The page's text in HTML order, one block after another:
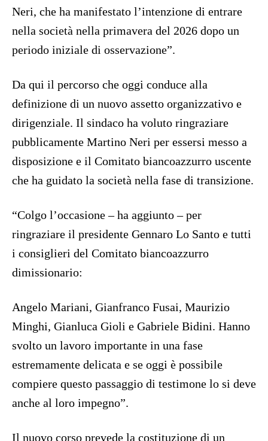
Neri, che ha manifestato l’intenzione di entrare
nella società nella primavera del 2026 dopo un
periodo iniziale di osservazione”.
Da qui il percorso che oggi conduce alla
definizione di un nuovo assetto organizzativo e
dirigenziale. Il sindaco ha voluto ringraziare
pubblicamente Martino Neri per essersi messo a
disposizione e il Comitato biancoazzurro uscente
che ha guidato la società nella fase di transizione.
“Colgo l’occasione – ha aggiunto – per
ringraziare il presidente Gennaro Lo Santo e tutti
i consiglieri del Comitato biancoazzurro
dimissionario:
Angelo Mariani, Gianfranco Fusai, Maurizio
Minghi, Gianluca Gioli e Gabriele Bidini. Hanno
svolto un lavoro importante in una fase
estremamente delicata e se oggi è possibile
compiere questo passaggio di testimone lo si deve
anche al loro impegno”.
Il nuovo corso prevede la costituzione di un